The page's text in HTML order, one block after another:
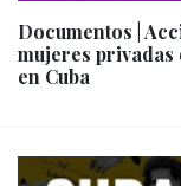
Documentos |
mujeres
en Cuba